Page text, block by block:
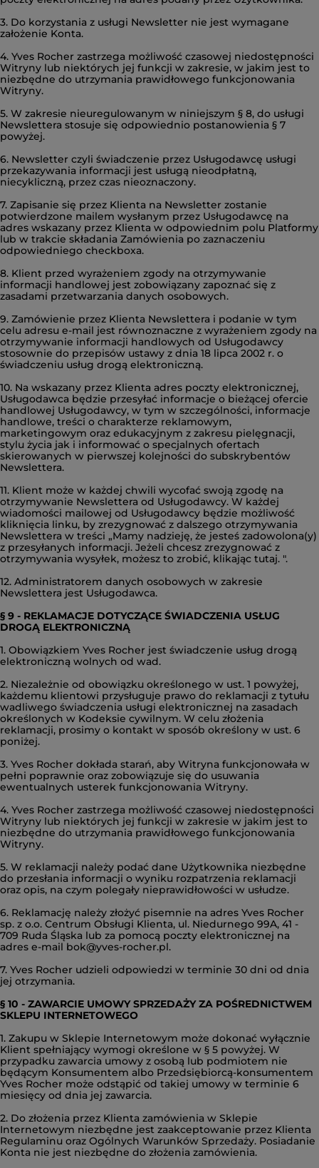
3. Do korzystania z usługi Newsletter nie jest wymagane
założenie Konta.
4. Yves Rocher zastrzega możliwość czasowej niedostępności
Witryny lub niektórych jej funkcji w zakresie, w jakim jest to
niezbędne do utrzymania prawidłowego funkcjonowania
Witryny.
5. W zakresie nieuregulowanym w niniejszym § 8, do usługi
Newslettera stosuje się odpowiednio postanowienia § 7
powyżej.
6. Newsletter czyli świadczenie przez Usługodawcę usługi
przekazywania informacji jest usługą nieodpłatną,
niecykliczną, przez czas nieoznaczony.
7. Zapisanie się przez Klienta na Newsletter zostanie
potwierdzone mailem wysłanym przez Usługodawcę na
adres wskazany przez Klienta w odpowiednim polu Platformy
lub w trakcie składania Zamówienia po zaznaczeniu
odpowiedniego checkboxa.
8. Klient przed wyrażeniem zgody na otrzymywanie
informacji handlowej jest zobowiązany zapoznać się z
zasadami przetwarzania danych osobowych.
9. Zamówienie przez Klienta Newslettera i podanie w tym
celu adresu e-mail jest równoznaczne z wyrażeniem zgody na
otrzymywanie informacji handlowych od Usługodawcy
stosownie do przepisów ustawy z dnia 18 lipca 2002 r. o
świadczeniu usług drogą elektroniczną.
10. Na wskazany przez Klienta adres poczty elektronicznej,
Usługodawca będzie przesyłać informacje o bieżącej ofercie
handlowej Usługodawcy, w tym w szczególności, informacje
handlowe, treści o charakterze reklamowym,
marketingowym oraz edukacyjnym z zakresu pielęgnacji,
stylu życia jak i informować o specjalnych ofertach
skierowanych w pierwszej kolejności do subskrybentów
Newslettera.
11. Klient może w każdej chwili wycofać swoją zgodę na
otrzymywanie Newslettera od Usługodawcy. W każdej
wiadomości mailowej od Usługodawcy będzie możliwość
kliknięcia linku, by zrezygnować z dalszego otrzymywania
Newslettera w treści „Mamy nadzieję, że jesteś zadowolona(y)
z przesyłanych informacji. Jeżeli chcesz zrezygnować z
otrzymywania wysyłek, możesz to zrobić, klikając tutaj. ".
12. Administratorem danych osobowych w zakresie
Newslettera jest Usługodawca.
§ 9 - REKLAMACJE DOTYCZĄCE ŚWIADCZENIA USŁUG
DROGĄ ELEKTRONICZNĄ
1. Obowiązkiem Yves Rocher jest świadczenie usług drogą
elektroniczną wolnych od wad.
2. Niezależnie od obowiązku określonego w ust. 1 powyżej,
każdemu klientowi przysługuje prawo do reklamacji z tytułu
wadliwego świadczenia usługi elektronicznej na zasadach
określonych w Kodeksie cywilnym. W celu złożenia
reklamacji, prosimy o kontakt w sposób określony w ust. 6
poniżej.
3. Yves Rocher dokłada starań, aby Witryna funkcjonowała w
pełni poprawnie oraz zobowiązuje się do usuwania
ewentualnych usterek funkcjonowania Witryny.
4. Yves Rocher zastrzega możliwość czasowej niedostępności
Witryny lub niektórych jej funkcji w zakresie w jakim jest to
niezbędne do utrzymania prawidłowego funkcjonowania
Witryny.
5. W reklamacji należy podać dane Użytkownika niezbędne
do przesłania informacji o wyniku rozpatrzenia reklamacji
oraz opis, na czym polegały nieprawidłowości w usłudze.
6. Reklamację należy złożyć pisemnie na adres Yves Rocher
sp. z o.o. Centrum Obsługi Klienta, ul. Niedurnego 99A, 41 -
709 Ruda Śląska lub za pomocą poczty elektronicznej na
adres e-mail bok@yves-rocher.pl.
7. Yves Rocher udzieli odpowiedzi w terminie 30 dni od dnia
jej otrzymania.
§ 10 - ZAWARCIE UMOWY SPRZEDAŻY ZA POŚREDNICTWEM
SKLEPU INTERNETOWEGO
1. Zakupu w Sklepie Internetowym może dokonać wyłącznie
Klient spełniający wymogi określone w § 5 powyżej. W
przypadku zawarcia umowy z osobą lub podmiotem nie
będącym Konsumentem albo Przedsiębiorcą-konsumentem
Yves Rocher może odstąpić od takiej umowy w terminie 6
miesięcy od dnia jej zawarcia.
2. Do złożenia przez Klienta zamówienia w Sklepie
Internetowym niezbędne jest zaakceptowanie przez Klienta
Regulaminu oraz Ogólnych Warunków Sprzedaży. Posiadanie
Konta nie jest niezbędne do złożenia zamówienia.